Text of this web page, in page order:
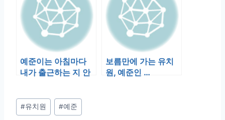
예준이는 아침마다
내가 출근하는 지 안
보름만에 가는 유치
원, 예준인 …
Post
Tags:
#유치원 #예준